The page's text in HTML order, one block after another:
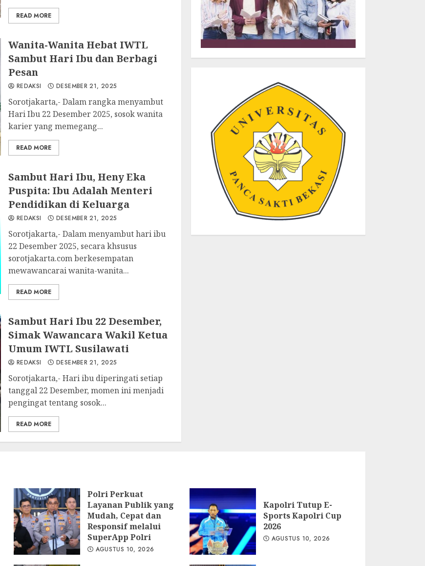
READ MORE
Wanita-Wanita Hebat IWTL
Sambut Hari Ibu dan Berbagi
Pesan
REDAKSI DESEMBER 21, 2025
Sorotjakarta,- Dalam rangka menyambut
Hari Ibu 22 Desember 2025, sosok wanita
karier yang memegang...
READ MORE
Sambut Hari Ibu, Heny Eka
Puspita: Ibu Adalah Menteri
Pendidikan di Keluarga
REDAKSI DESEMBER 21, 2025
Sorotjakarta,- Dalam menyambut hari ibu
22 Desember 2025, secara khsusus
sorotjakarta.com berkesempatan
mewawancarai wanita-wanita...
READ MORE
Sambut Hari Ibu 22 Desember,
Simak Wawancara Wakil Ketua
Umum IWTL Susilawati
REDAKSI DESEMBER 21, 2025
Sorotjakarta,- Hari ibu diperingati setiap
tanggal 22 Desember, momen ini menjadi
pengingat tentang sosok...
READ MORE
Polri Perkuat
Layanan Publik yang
Mudah, Cepat dan
Responsif melalui
SuperApp Polri
AGUSTUS 10, 2026
Kapolri Tutup E-
Sports Kapolri Cup
2026
AGUSTUS 10, 2026